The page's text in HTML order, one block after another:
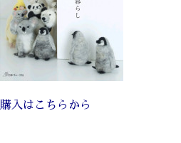
購入はこちらから